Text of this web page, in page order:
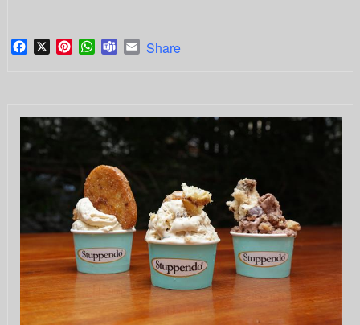
Facebook
X PinterestWhatsApp
TeamsEmail
Share